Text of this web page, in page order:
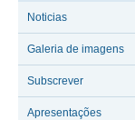
Noticias
Galeria de imagens
Subscrever
Apresentações